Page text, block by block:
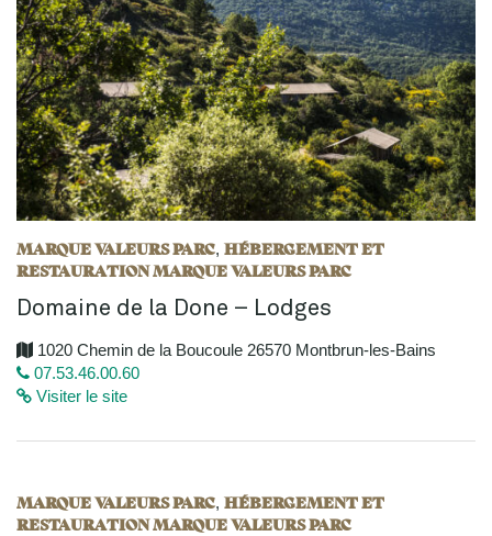
MARQUE VALEURS PARC, HÉBERGEMENT ET
RESTAURATION MARQUE VALEURS PARC
Domaine de la Done – Lodges
1020 Chemin de la Boucoule 26570 Montbrun-les-Bains
07.53.46.00.60
Visiter le site
MARQUE VALEURS PARC, HÉBERGEMENT ET
RESTAURATION MARQUE VALEURS PARC